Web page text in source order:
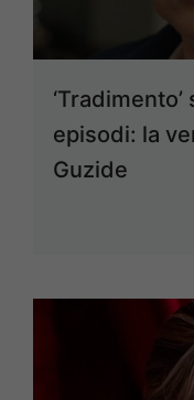
episodi: la
Guzide